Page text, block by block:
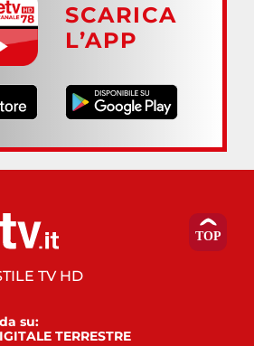
SCARICA
L’APP
TV HD
su:
TERRESTRE